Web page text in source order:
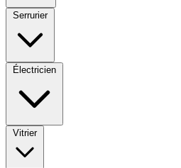
Serrurier
Électricien
Vitrier